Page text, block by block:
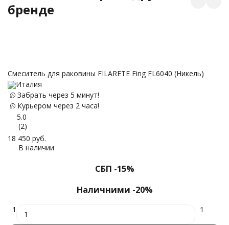
бренде
Cмеситель для раковины FILARETE Fing FL6040 (Никель)
Италия
Забрать через 5 минут!
Курьером через 2 часа!
5.0
(2)
18 450 руб.
В наличии
СБП -15%
Наличними -20%
1 1